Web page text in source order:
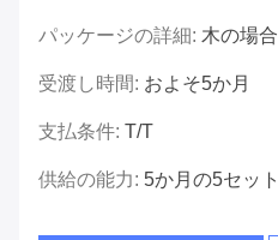
パッケージの詳細: 木の場合
受渡し時間: およそ5か月
支払条件: T/T
供給の能力: 5か月の5セット